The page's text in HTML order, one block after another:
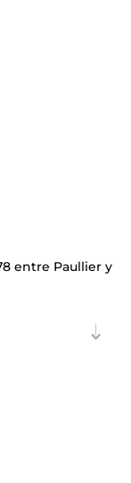
entre Paullier y